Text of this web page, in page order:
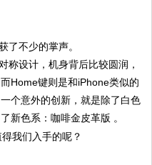
了不少的掌声。
称设计，机身背后比较圆润，
Home键则是和iPhone类似的
个意外的创新，就是除了白色
新色系：咖啡金皮革版 。